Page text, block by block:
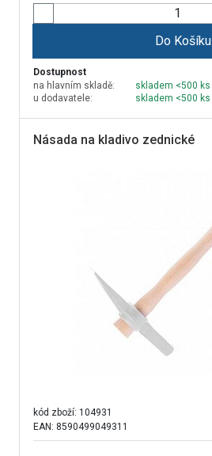
Do Košíku
Dostupnost
na hlavním skladě:
skladem <500 ks
u dodavatele:
skladem <500 ks
Násada na kladivo zednické
kód zboží: 104931
EAN: 8590499049311